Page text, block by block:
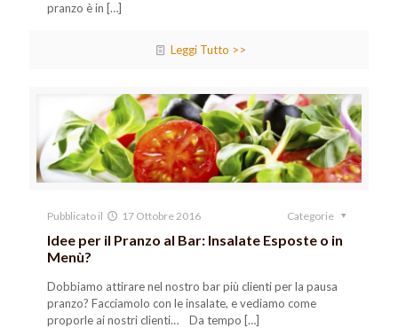
pranzo è in […]
Leggi Tutto >>
Pubblicato il 17 Ottobre 2016 Categorie
Idee per il Pranzo al Bar: Insalate Esposte o in
Menù?
Dobbiamo attirare nel nostro bar più clienti per la pausa
pranzo? Facciamolo con le insalate, e vediamo come
proporle ai nostri clienti… Da tempo […]